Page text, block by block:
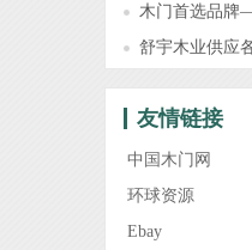
木门首选品牌
舒宇木业供应
友情链接
中国木门网
环球资源
Ebay